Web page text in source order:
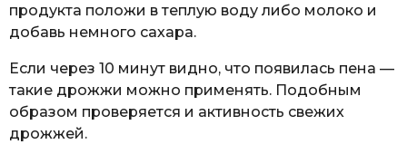
продукта положи в теплую воду либо молоко и
добавь немного сахара.
Если через 10 минут видно, что появилась пена —
такие дрожжи можно применять. Подобным
образом проверяется и активность свежих
дрожжей.